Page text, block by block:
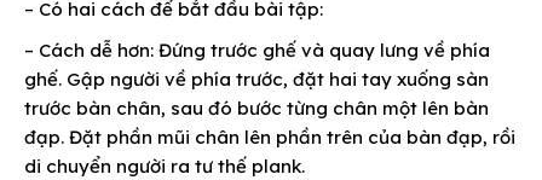
– Có hai cách để bắt đầu bài tập:
– Cách dễ hơn: Đứng trước ghế và quay lưng về phía
ghế. Gập người về phía trước, đặt hai tay xuống sàn
trước bàn chân, sau đó bước từng chân một lên bàn
đạp. Đặt phần mũi chân lên phần trên của bàn đạp, rồi
di chuyển người ra tư thế plank.